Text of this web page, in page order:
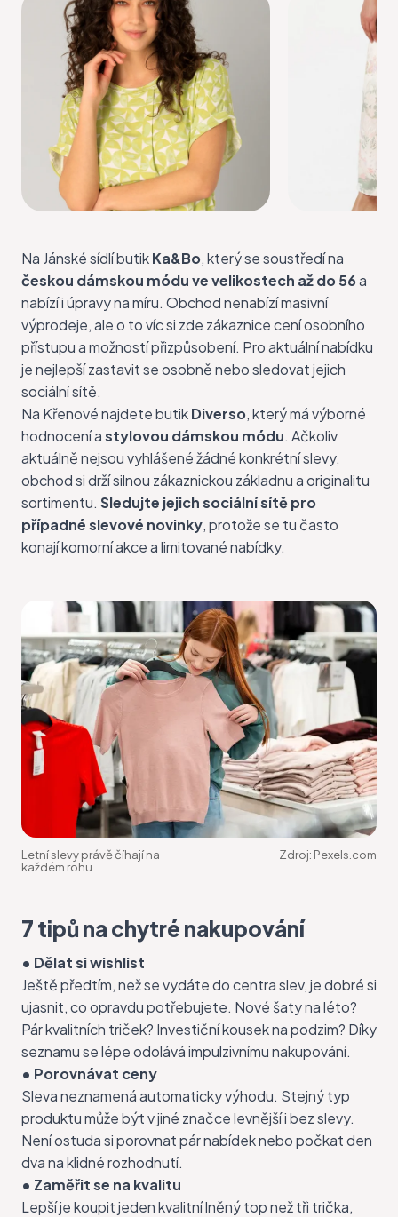
Na Jánské sídlí butikKa&Bo, který se soustředí na
českou dámskou módu ve velikostech až do 56a
nabízí i úpravy na míru. Obchod nenabízí masivní
výprodeje, ale o to víc si zde zákaznice cení osobního
přístupu a možností přizpůsobení. Pro aktuální nabídku
je nejlepší zastavit se osobně nebo sledovat jejich
sociální sítě.
Na Křenové najdete butikDiverso, který má výborné
hodnocení astylovou dámskou módu. Ačkoliv
aktuálně nejsou vyhlášené žádné konkrétní slevy,
obchod si drží silnou zákaznickou základnu a originalitu
sortimentu. Sledujte jejich sociální sítě pro
případné slevové novinky, protože se tu často
konají komorní akce a limitované nabídky.
Letní slevy právě číhají na
každém rohu.
Zdroj: Pexels.com
7 tipů na chytré nakupování
• Dělat si wishlist
Ještě předtím, než se vydáte do centra slev, je dobré si
ujasnit, co opravdu potřebujete. Nové šaty na léto?
Pár kvalitních triček? Investiční kousek na podzim? Díky
seznamu se lépe odolává impulzivnímu nakupování.
• Porovnávat ceny
Sleva neznamená automaticky výhodu. Stejný typ
produktu může být v jiné značce levnější i bez slevy.
Není ostuda si porovnat pár nabídek nebo počkat den
dva na klidné rozhodnutí.
• Zaměřit se na kvalitu
Lepší je koupit jeden kvalitní lněný top než tři trička,